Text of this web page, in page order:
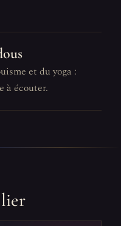
et du yoga :
à écouter.